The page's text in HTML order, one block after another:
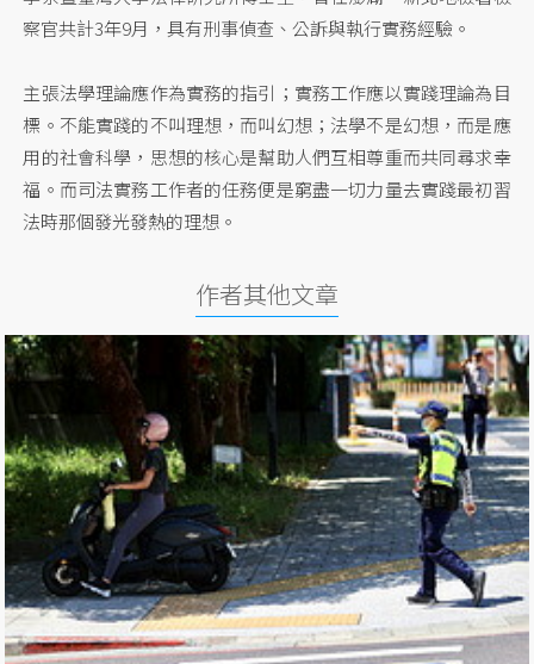
察官共計3年9月，具有刑事偵查、公訴與執行實務經驗。
主張法學理論應作為實務的指引；實務工作應以實踐理論為目
標。不能實踐的不叫理想，而叫幻想；法學不是幻想，而是應
用的社會科學，思想的核心是幫助人們互相尊重而共同尋求幸
福。而司法實務工作者的任務便是窮盡一切力量去實踐最初習
法時那個發光發熱的理想。
作者其他文章